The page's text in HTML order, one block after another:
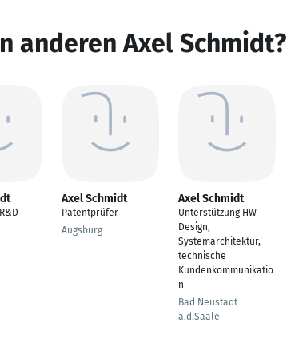
anderen Axel Schmidt?
Axel Schmidt
Patentprüfer
Augsburg
Axel Schmidt
Unterstützung HW
Design,
Systemarchitektur,
technische
Kundenkommunikatio
n
Bad Neustadt
a.d.Saale